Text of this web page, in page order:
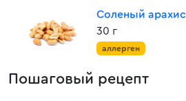
Соленый арахис
30 г
аллерген
Пошаговый рецепт